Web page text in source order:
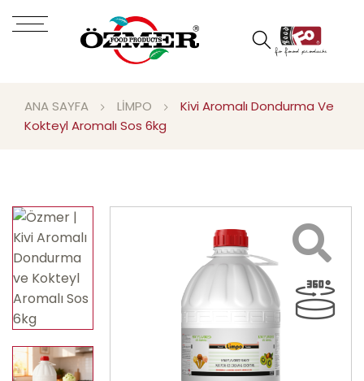
ANA SAYFA LİMPO
Kivi Aromalı Dondurma Ve
Kokteyl Aromalı Sos 6kg